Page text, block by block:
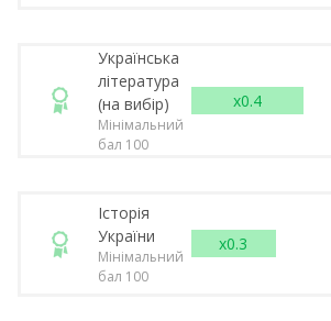
Українська
література
(на вибір)
Мінімальний
бал 100
x0.4
Історія
України
Мінімальний
бал 100
x0.3